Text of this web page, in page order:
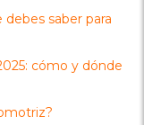
saber para
cómo y dónde